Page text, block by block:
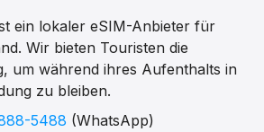
ein lokaler eSIM-Anbieter für
Wir bieten Touristen die
um während ihres Aufenthalts in
zu bleiben.
5488 (WhatsApp)